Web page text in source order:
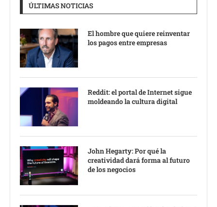
ÚLTIMAS NOTICIAS
El hombre que quiere reinventar
los pagos entre empresas
Reddit: el portal de Internet sigue
moldeando la cultura digital
John Hegarty: Por qué la
creatividad dará forma al futuro
de los negocios